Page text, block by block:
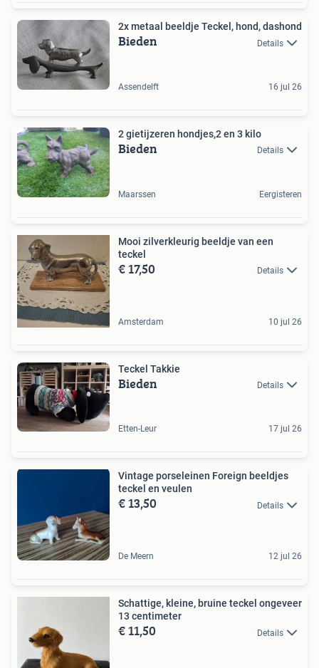
2x metaal beeldje Teckel, hond, dashond
Bieden Details
Assendelft 16 jul 26
2 gietijzeren hondjes,2 en 3 kilo
Bieden Details
Maarssen Eergisteren
Mooi zilverkleurig beeldje van een
teckel
€ 17,50 Details
Amsterdam 10 jul 26
Teckel Takkie
Bieden Details
Etten-Leur 17 jul 26
Vintage porseleinen Foreign beeldjes
teckel en veulen
€ 13,50 Details
De Meern 12 jul 26
Schattige, kleine, bruine teckel ongeveer
13 centimeter
€ 11,50 Details